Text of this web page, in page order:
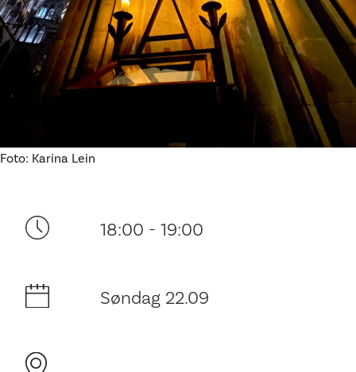
Ditt besøk
Foto: Karina Lein
18:00 - 19:00
Søndag 22.09